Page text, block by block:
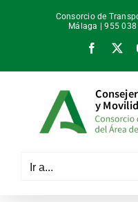
Consorcio de
Málaga | 955 038
X
Ir a...